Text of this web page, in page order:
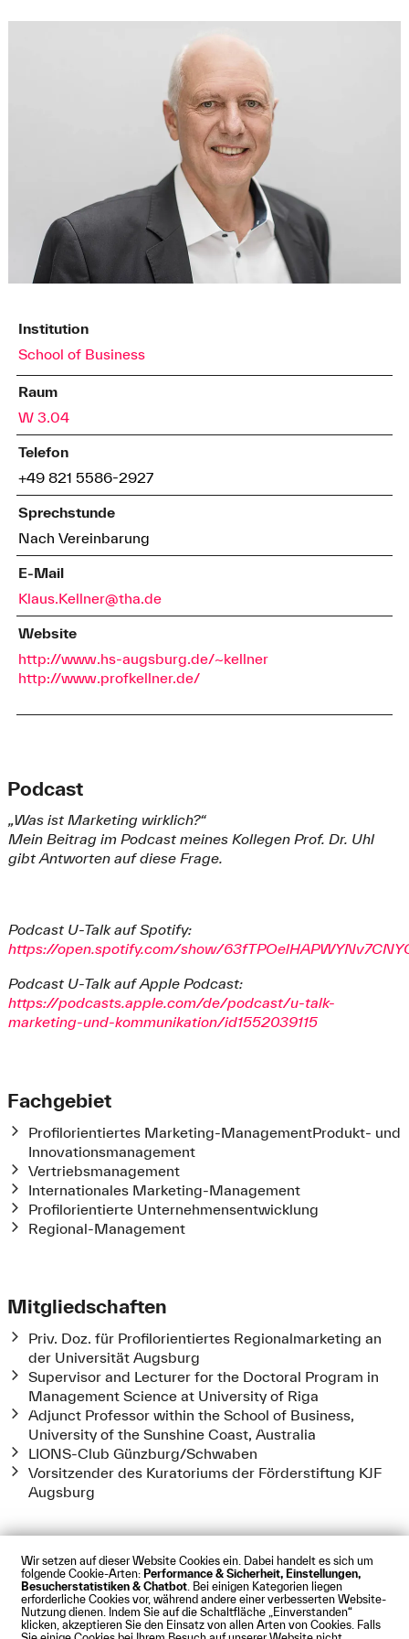
Wir setzen auf dieser Website Cookies ein. Dabei handelt es sich um
folgende Cookie-Arten: Performance & Sicherheit, Einstellungen,
Besucherstatistiken & Chatbot . Bei einigen Kategorien liegen
erforderliche Cookies vor, während andere einer verbesserten Website-
Nutzung dienen. Indem Sie auf die Schaltfläche „Einverstanden“
klicken, akzeptieren Sie den Einsatz von allen Arten von Cookies. Falls
Institution
School of Business
Raum
W 3.04
Telefon
+49 821 5586-2927
Sprechstunde
Nach Vereinbarung
E-Mail
Klaus.Kellner@tha.de
Website
http://www.hs-augsburg.de/~kellner
http://www.profkellner.de/
Podcast
„Was ist Marketing wirklich?“
Mein Beitrag im Podcast meines Kollegen Prof. Dr. Uhl
gibt Antworten auf diese Frage.
Podcast U-Talk auf Spotify:
https://open.spotify.com/show/
Podcast U-Talk auf Apple Podcast:
https://podcasts.apple.com/de/podcast/u-talk-
marketing-und-kommunikation/id1552039115
Fachgebiet
Profilorientiertes Marketing-ManagementProdukt- und
Innovationsmanagement
Vertriebsmanagement
Internationales Marketing-Management
Profilorientierte Unternehmensentwicklung
Regional-Management
Mitgliedschaften
Priv. Doz. für Profilorientiertes Regionalmarketing an
der Universität Augsburg
Supervisor and Lecturer for the Doctoral Program in
Management Science at University of Riga
Adjunct Professor within the School of Business,
University of the Sunshine Coast, Australia
LIONS-Club Günzburg/Schwaben
Vorsitzender des Kuratoriums der Förderstiftung KJF
Augsburg
Impressum Datenschutz Cookies
Barrierefreiheit
Kontakt Presse Anfahrt Intranet Webmail
© Technische Hochschule Augsburg